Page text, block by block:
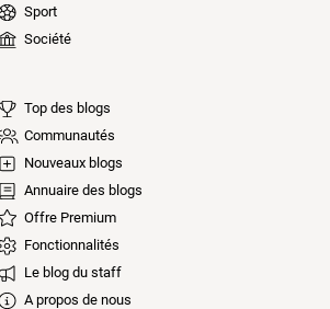
Sport
Société
Top des blogs
Communautés
Nouveaux blogs
Annuaire des blogs
Offre Premium
Fonctionnalités
Le blog du staff
A propos de nous